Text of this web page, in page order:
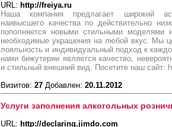
URL: http://freiya.ru
Наша компания предлагает широкий
наивысшего качества по действительно
пополняется новыми стильными моделями
необходимые украшения на любой вкус. Мы
лояльность и индивидуальный подход к
нами бижутерии является качество,
и стильный внешний вид. Посетите наш сайт:
Визитов: 27 Добавлен: 20.11.2012
Услуги заполнения алкогольных
URL: http://declaring.jimdo.com